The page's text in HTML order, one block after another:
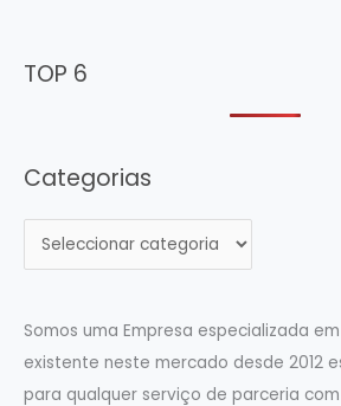
TOP 6
Categorias
a
e
g
o
Somos uma Empresa especializada
existente neste mercado desde 2012
para qualquer serviço de parceria